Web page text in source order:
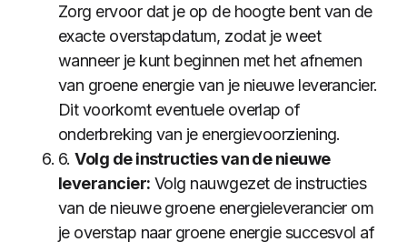
Zorg ervoor dat je op de hoogte bent van de
exacte overstapdatum, zodat je weet
wanneer je kunt beginnen met het afnemen
van groene energie van je nieuwe leverancier.
Dit voorkomt eventuele overlap of
onderbreking van je energievoorziening.
6.Volg de instructies van de nieuwe
leverancier: Volg nauwgezet de instructies
van de nieuwe groene energieleverancier om
je overstap naar groene energie succesvol af